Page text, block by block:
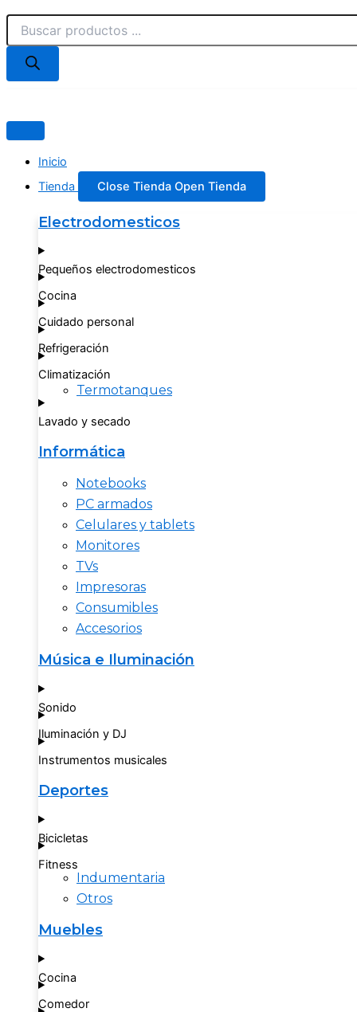
contenido
productos
Inicio
Tienda
Close Tienda Open Tienda
Electrodomesticos
Pequeños electrodomesticos
Cocina
Cuidado personal
Refrigeración
Climatización
Termotanques
Lavado y secado
Informática
Notebooks
PC armados
Celulares y tablets
Monitores
TVs
Impresoras
Consumibles
Accesorios
Música e Iluminación
Sonido
Iluminación y DJ
Instrumentos musicales
Deportes
Bicicletas
Fitness
Indumentaria
Otros
Muebles
Cocina
Comedor
MEXICANO
2PTAS
NATURAL